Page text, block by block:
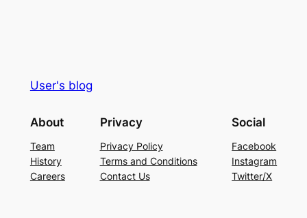
User's blog
About
Team
History
Careers
Privacy
Privacy Policy
Terms and Conditions
Contact Us
Social
Facebook
Instagram
Twitter/X